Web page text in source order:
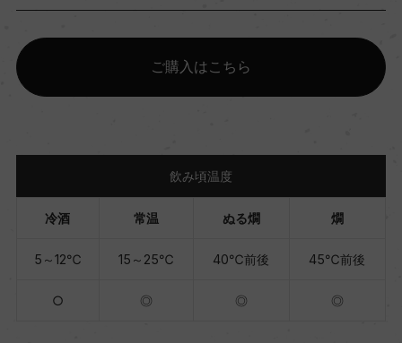
ご購入はこちら
飲み頃温度
冷酒 常温 ぬる燗 燗
5～12℃ 15～25℃ 40℃前後 45℃前後
○ ◎ ◎ ◎